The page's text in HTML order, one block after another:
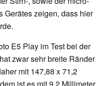
Gerätes zeigen, dass hier
E5 Play im Test bei der
zwar sehr breite Ränder
mit 147,88 x 71,2